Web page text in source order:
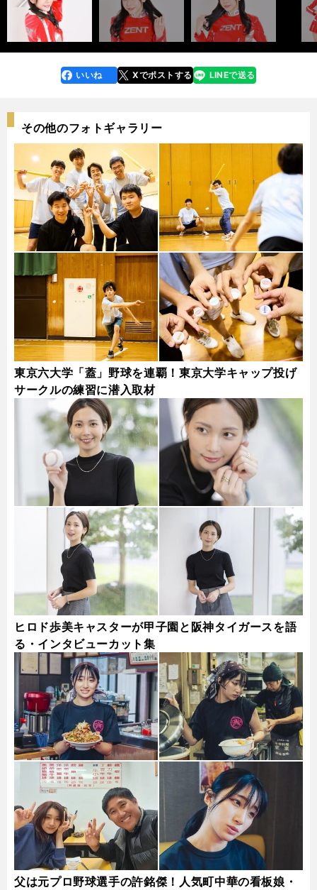
faceboo
k
いいね Xでポストする
line LINEで送る
その他のフォトギャラリー
東京六大学「蓋」野球を連覇！東京大学キャップ投げ
サークルの練習に潜入取材
ヒロド歩美キャスターが甲子園と阪神タイガースを語
る・インタビューカット集
父は元プロ野球選手の許銘傑！人気町中華の看板娘・